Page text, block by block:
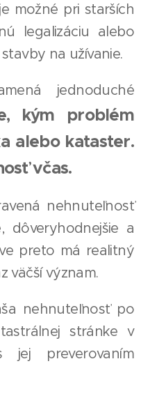
možné pri starších
legalizáciu alebo
na užívanie.
jednoduché
kým problém
alebo kataster.
včas.
nehnuteľnosť
dôveryhodnejšie a
preto má realitný
väčší význam.
nehnuteľnosť po
stránke v
preverovaním